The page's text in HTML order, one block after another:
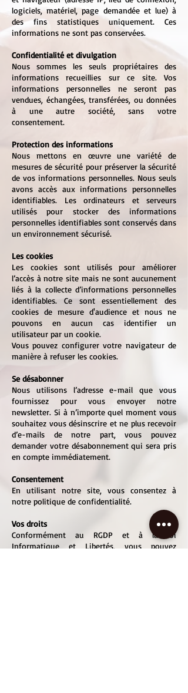
logiciels, matériel, page demandée et lue) à
des fins statistiques uniquement. Ces
informations ne sont pas conservées.
Confidentialité et divulgation
Nous sommes les seuls propriétaires des
informations recueillies sur ce site. Vos
informations personnelles ne seront pas
vendues, échangées, transférées, ou données
à une autre société, sans votre
consentement.
Protection des informations
Nous mettons en œuvre une variété de
mesures de sécurité pour préserver la sécurité
de vos informations personnelles. Nous seuls
avons accès aux informations personnelles
identifiables. Les ordinateurs et serveurs
utilisés pour stocker des informations
personnelles identifiables sont conservés dans
un environnement sécurisé.
Les cookies
Les cookies sont utilisés pour améliorer
l’accès à notre site mais ne sont aucunement
liés à la collecte d’informations personnelles
identifiables. Ce sont essentiellement des
cookies de mesure d'audience et nous ne
pouvons en aucun cas identifier un
utilisateur par un cookie.
Vous pouvez configurer votre navigateur de
manière à refuser les cookies.
Se désabonner
Nous utilisons l’adresse e-mail que vous
fournissez pour vous envoyer notre
newsletter. Si à n’importe quel moment vous
souhaitez vous désinscrire et ne plus recevoir
d’e-mails de notre part, vous pouvez
demander votre désabonnement qui sera pris
en compte immédiatement.
Consentement
En utilisant notre site, vous consentez à
notre politique de confidentialité.
Vos droits
Conformément au RGDP et à la loi
Informatique et Libertés, vous pouvez